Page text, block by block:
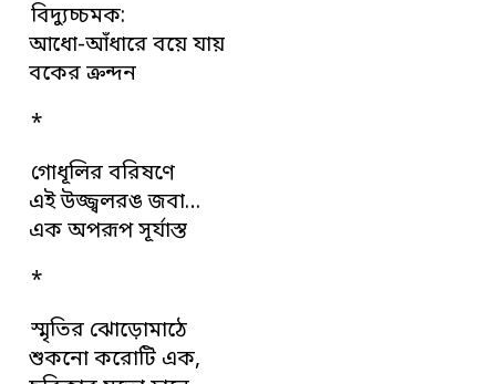
বিদ্যুচ্চমক:
আধো-আঁধারে বয়ে যায়
বকের ক্রন্দন
*
গোধূলির বরিষণে
এই উজ্জ্বলরঙ জবা…
এক অপরূপ সূর্যাস্ত
*
স্মৃতির ঝোড়োমাঠে
শুকনো করোটি এক,